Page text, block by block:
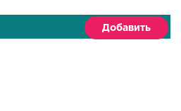
Добавить